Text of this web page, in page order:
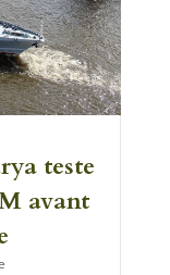
teste
avant